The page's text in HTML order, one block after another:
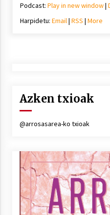
Podcast: Play in new window|
Harpidetu: Email| RSS | More
Azken txioak
@arrosasarea-ko txioak